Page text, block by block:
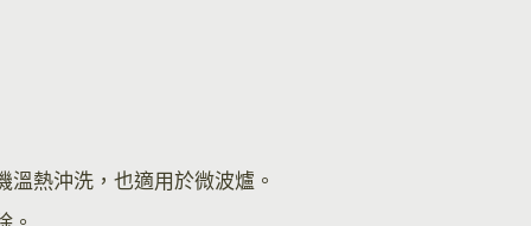
熱沖洗，也適用於微波爐。